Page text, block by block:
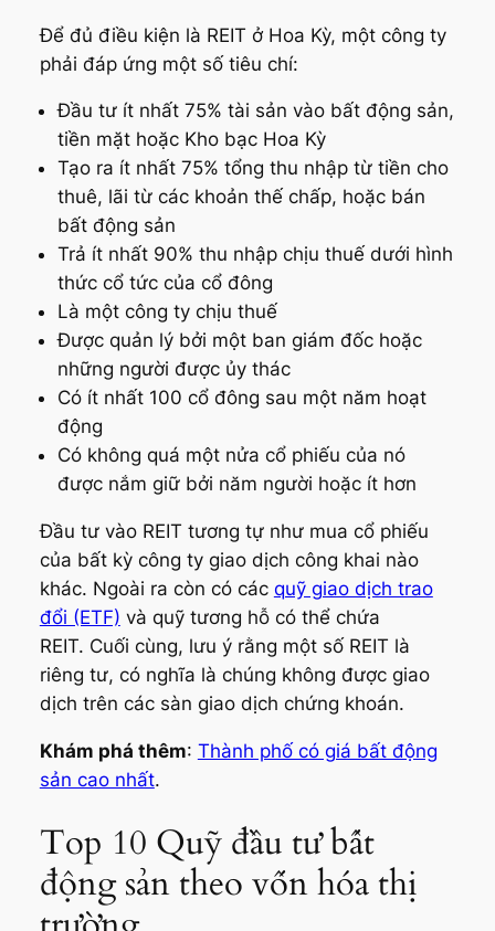
Để đủ điều kiện là REIT ở Hoa Kỳ, một công ty
phải đáp ứng một số tiêu chí:
Đầu tư ít nhất 75% tài sản vào bất động sản,
tiền mặt hoặc Kho bạc Hoa Kỳ
Tạo ra ít nhất 75% tổng thu nhập từ tiền cho
thuê, lãi từ các khoản thế chấp, hoặc bán
bất động sản
Trả ít nhất 90% thu nhập chịu thuế dưới hình
thức cổ tức của cổ đông
Là một công ty chịu thuế
Được quản lý bởi một ban giám đốc hoặc
những người được ủy thác
Có ít nhất 100 cổ đông sau một năm hoạt
động
Có không quá một nửa cổ phiếu của nó
được nắm giữ bởi năm người hoặc ít hơn
Đầu tư vào REIT tương tự như mua cổ phiếu
của bất kỳ công ty giao dịch công khai nào
khác. Ngoài ra còn có các quỹ giao dịch trao
đổi (ETF) và quỹ tương hỗ có thể chứa
REIT. Cuối cùng, lưu ý rằng một số REIT là
riêng tư, có nghĩa là chúng không được giao
dịch trên các sàn giao dịch chứng khoán.
Khám phá thêm: Thành phố có giá bất động
sản cao nhất.
Top 10 Quỹ đầu tư bất
động sản theo vốn hóa thị